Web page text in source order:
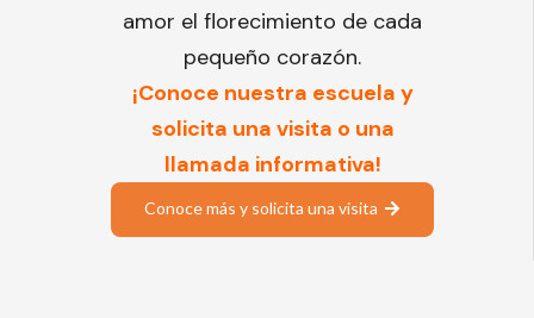
amor el florecimiento de cada
pequeño corazón.
¡Conoce nuestra escuela y
solicita una visita o una
llamada informativa!
Conoce más y solicita una visita